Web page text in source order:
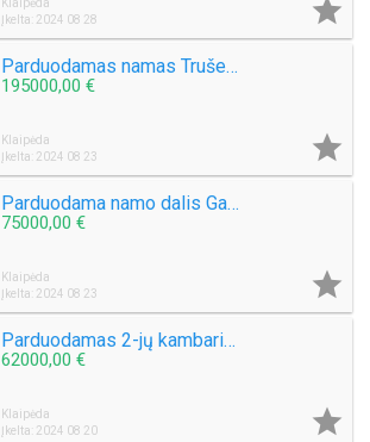
Klaipėda
Įkelta: 2024 08 28

Parduodamas namas Trušelių k.
195000,00 €
Klaipėda
Įkelta: 2024 08 23

Parduodama namo dalis Gargžduose
75000,00 €
Klaipėda
Įkelta: 2024 08 23

Parduodamas 2-jų kambarių butas Tauralaukyje
62000,00 €
Klaipėda
Įkelta: 2024 08 20
